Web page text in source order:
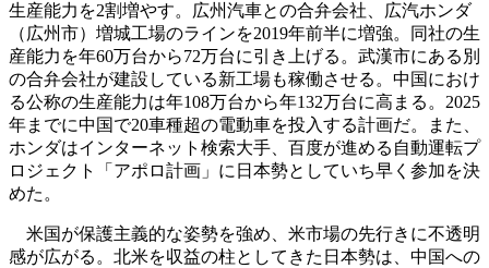
生産能力を2割増やす。広州汽車との合弁会社、広汽ホンダ
（広州市）増城工場のラインを2019年前半に増強。同社の生
産能力を年60万台から72万台に引き上げる。武漢市にある別
の合弁会社が建設している新工場も稼働させる。中国におけ
る公称の生産能力は年108万台から年132万台に高まる。2025
年までに中国で20車種超の電動車を投入する計画だ。また、
ホンダはインターネット検索大手、百度が進める自動運転プ
ロジェクト「アポロ計画」に日本勢としていち早く参加を決
めた。
米国が保護主義的な姿勢を強め、米市場の先行きに不透明
感が広がる。北米を収益の柱としてきた日本勢は、中国への